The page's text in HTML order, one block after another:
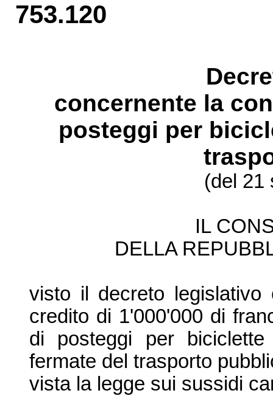
753.120
concernente la
posteggi per
(del 21
IL
DELLA
visto il decreto legislativo
credito di 1'000'000 di
di posteggi per
fermate del trasporto
vista la legge sui sussidi